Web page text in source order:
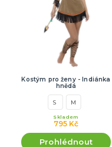
Kostým pro ženy - Indiánka
hnědá
S M
795 Kč
Skladem
Prohlédnout